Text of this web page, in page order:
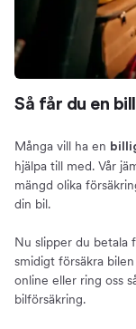
Så får du en
Många vill ha en
hjälpa till med. Vår
mängd olika
din bil.
Nu slipper du betala
smidigt försäkra
online eller ring oss
bilförsäkring.